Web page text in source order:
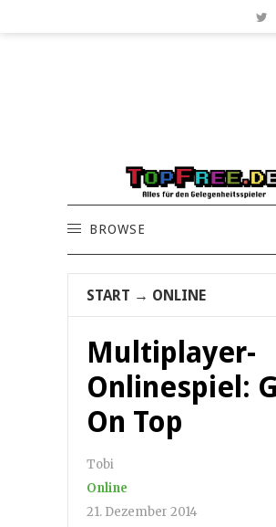
BROWSE
START → ONLINE
Multiplayer-
Onlinespiel:
On Top
Tobi
Online
21. Dezember 2014